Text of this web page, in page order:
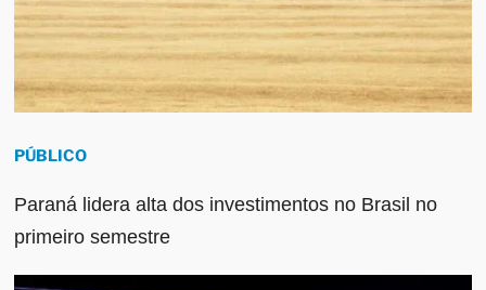
PÚBLICO
Paraná lidera alta dos investimentos no Brasil no
primeiro semestre